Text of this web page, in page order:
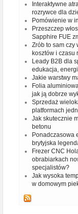
Interaktywne
rozrywce dla
Pomówienie w
Przeszczep
Sapphire FUE
Zrób to sam czy
kosztów i czasu
Leady B2B dla
edukacja,
Jakie warstwy
Folia
jak ją dobrze
Sprzedaż
platformach
Jak skutecznie
betonu
Ponadczasowa
brytyjska
Frezer CNC
obrabiarkach
specjalistów?
Jak wysoka
w domowym